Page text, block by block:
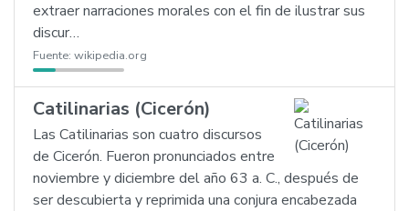
extraer narraciones morales con el fin de ilustrar sus
discur…
Fuente: wikipedia.org
Catilinarias (Cicerón)
Las Catilinarias son cuatro discursos
de Cicerón. Fueron pronunciados entre
noviembre y diciembre del año 63 a. C., después de
ser descubierta y reprimida una conjura encabezada